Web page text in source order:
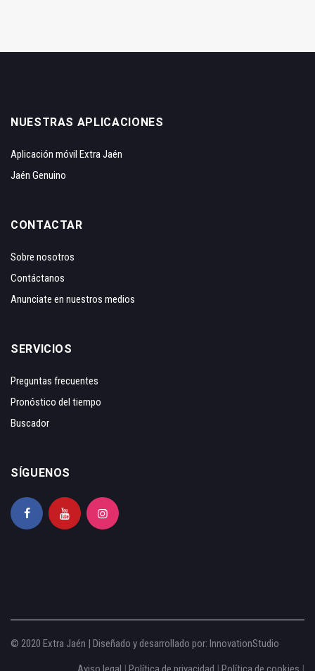
NUESTRAS APLICACIONES
Aplicación móvil Extra Jaén
Jaén Genuino
CONTACTAR
Sobre nosotros
Contáctanos
Anunciate en nuestros medios
SERVICIOS
Preguntas frecuentes
Pronóstico del tiempo
Buscador
SÍGUENOS
© 2020 Extra Jaén | Diseñado y desarrollado por: InnovationStudio